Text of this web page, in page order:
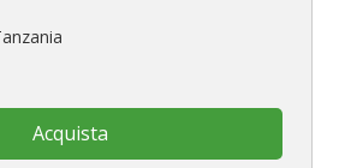
Acquista